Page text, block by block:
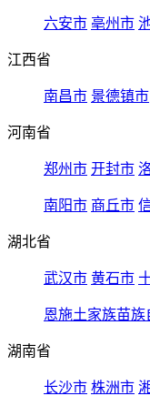
六安市 亳州市
江西省
南昌市 景德镇市
河南省
郑州市 开封市
南阳市 商丘市
湖北省
武汉市 黄石市
恩施土家族苗族
湖南省
长沙市 株洲市